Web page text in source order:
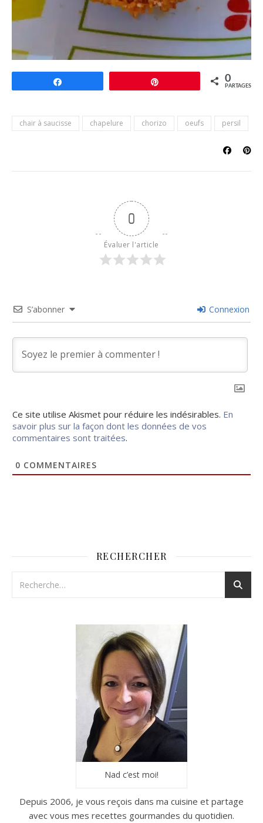
0
PARTAGES
chair à saucisse chapelure chorizo oeufs persil
0
Évaluer l'article
S’abonner Connexion
Ce site utilise Akismet pour réduire les indésirables. En
savoir plus sur la façon dont les données de vos
commentaires sont traitées.
0 COMMENTAIRES
RECHERCHER
Nad c’est moi!
Depuis 2006, je vous reçois dans ma cuisine et partage
avec vous mes recettes gourmandes du quotidien.